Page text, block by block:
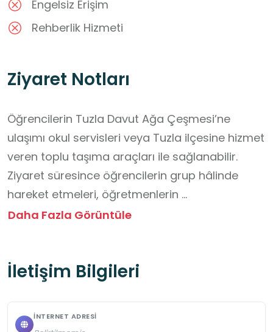
Engelsiz Erişim
Rehberlik Hizmeti
Ziyaret Notları
Öğrencilerin Tuzla Davut Ağa Çeşmesi’ne
ulaşımı okul servisleri veya Tuzla ilçesine hizmet
veren toplu taşıma araçları ile sağlanabilir.
Ziyaret süresince öğrencilerin grup hâlinde
hareket etmeleri, öğretmenlerin
yönlendirmelerine uymaları ve çevredeki araç
yüzeylere zarar verilmemesi, yapıya
edilebilmektedir. Öğrencilerin rahat ayakkabı
Daha Fazla Görüntüle
İletişim Bilgileri
İNTERNET ADRESI